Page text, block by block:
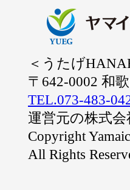
＜うたげ
〒642-0002 和
TEL.073-483-
運営元の株式
Copyright
All Rights